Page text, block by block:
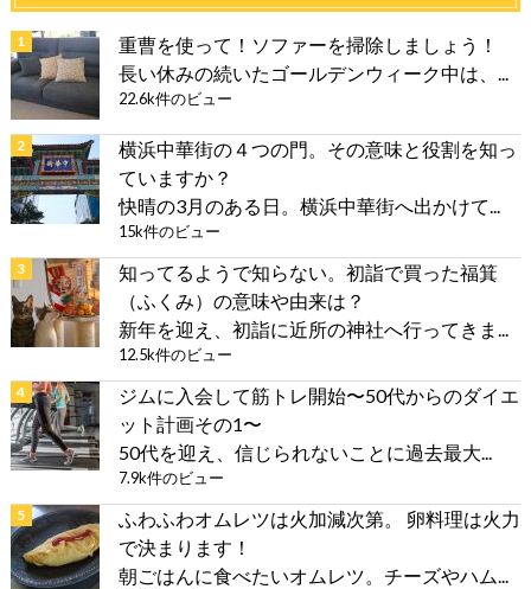
重曹を使って！ソファーを掃除しましょう！
長い休みの続いたゴールデンウィーク中は、...
22.6k件のビュー
横浜中華街の４つの門。その意味と役割を知っ
ていますか？
快晴の3月のある日。横浜中華街へ出かけて...
15k件のビュー
知ってるようで知らない。初詣で買った福箕
（ふくみ）の意味や由来は？
新年を迎え、初詣に近所の神社へ行ってきま...
12.5k件のビュー
ジムに入会して筋トレ開始〜50代からのダイエ
ット計画その1〜
50代を迎え、信じられないことに過去最大...
7.9k件のビュー
ふわふわオムレツは火加減次第。 卵料理は火力
で決まります！
朝ごはんに食べたいオムレツ。チーズやハム...